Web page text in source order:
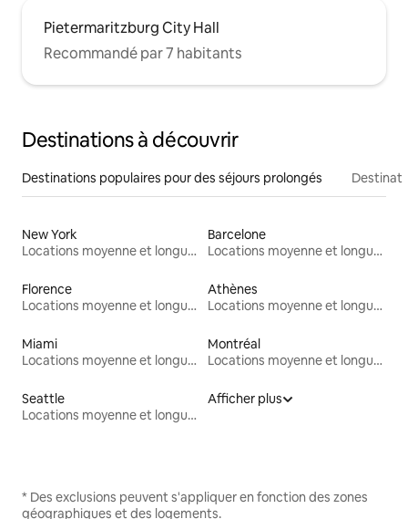
Pietermaritzburg City Hall
Recommandé par 7 habitants
Destinations à découvrir
Destinations populaires pour des séjours prolongés
New York
Locations moyenne et longue durée
Barcelone
Locations moyenne et longue durée
Florence
Locations moyenne et longue durée
Athènes
Locations moyenne et longue durée
Miami
Locations moyenne et longue durée
Montréal
Locations moyenne et longue durée
Seattle
Locations moyenne et longue durée
Afficher plus
* Des exclusions peuvent s'appliquer en fonction des zones
géographiques et des logements.